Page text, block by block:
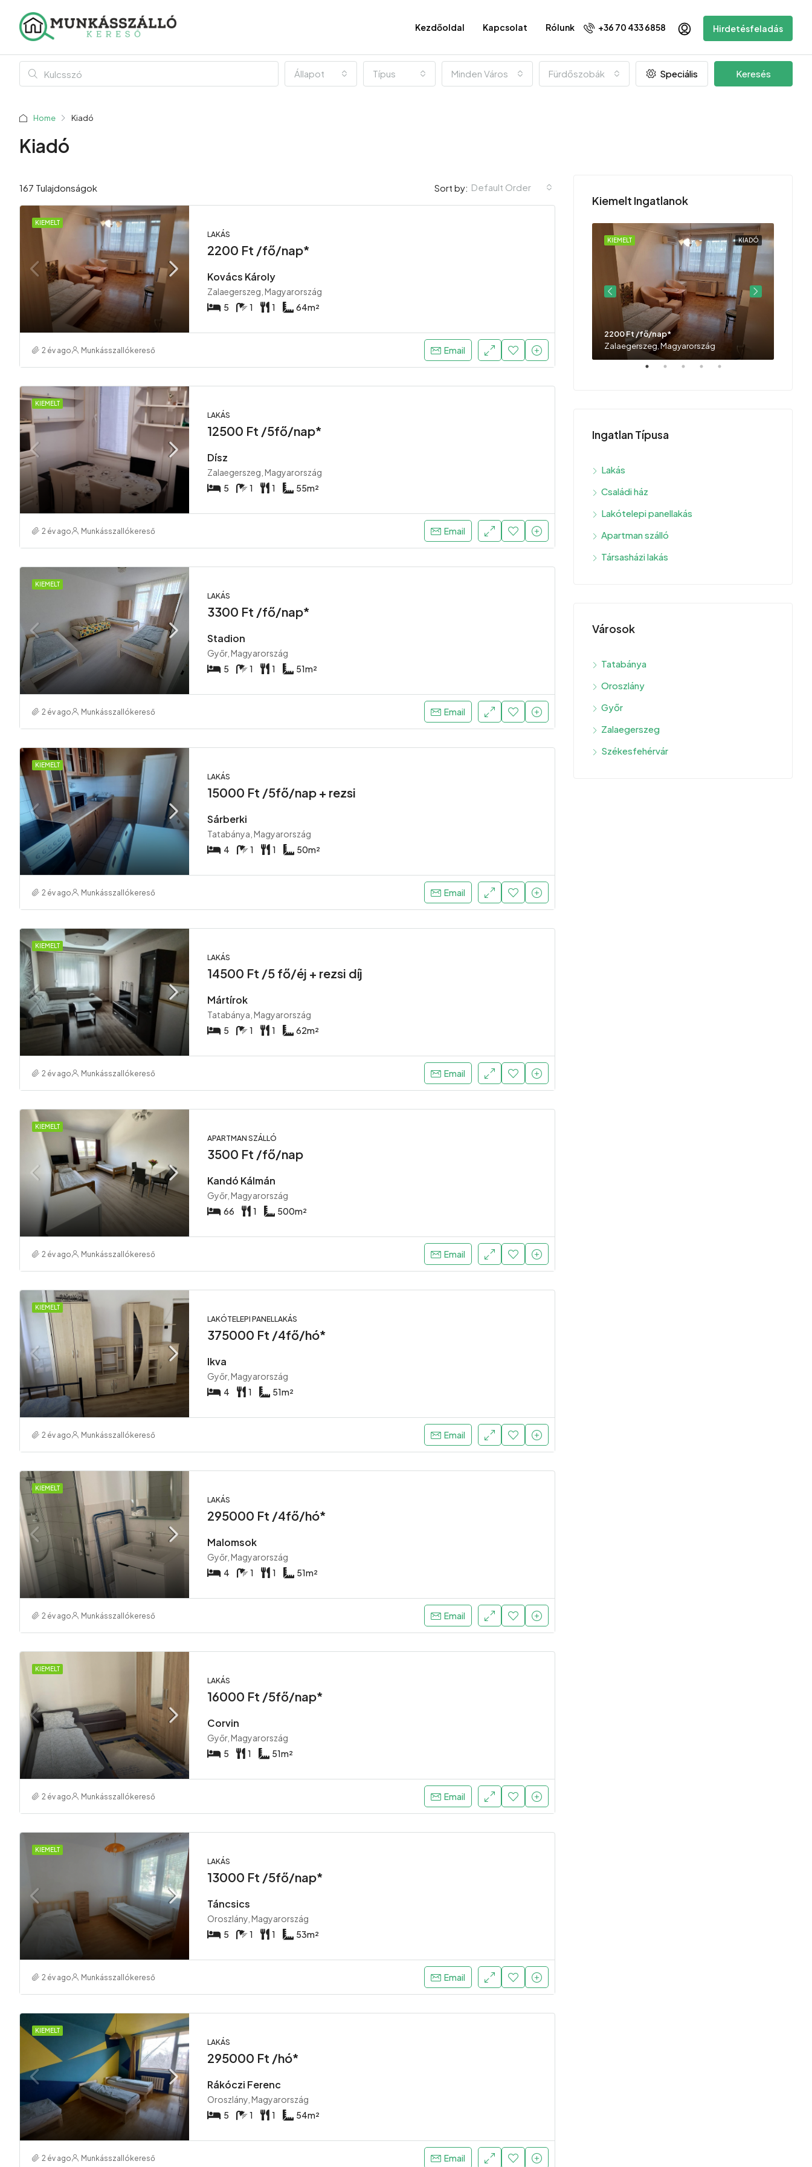
Kezdőoldal Kapcsolat Rólunk +36 70 433 6858 Hirdetésfeladás
Állapot Típus Minden Város Fürdőszobák Speciális Keresés
Home Kiadó
Kiadó
167 Tulajdonságok Sort by: Default Order
KIEMELT
LAKÁS
2200 Ft /fő/nap*
Kovács Károly
Zalaegerszeg, Magyarország
5
1 1 64m²
2 év ago Munkásszallókereső Email
KIEMELT
LAKÁS
12500 Ft /5fő/nap*
Dísz
Zalaegerszeg, Magyarország
5
1 1 55m²
2 év ago Munkásszallókereső Email
KIEMELT
LAKÁS
3300 Ft /fő/nap*
Stadion
Győr, Magyarország
5
1 1 51m²
2 év ago Munkásszallókereső Email
KIEMELT
LAKÁS
15000 Ft /5fő/nap + rezsi
Sárberki
Tatabánya, Magyarország
4
1 1 50m²
2 év ago Munkásszallókereső Email
KIEMELT
LAKÁS
14500 Ft /5 fő/éj + rezsi díj
Mártírok
Tatabánya, Magyarország
5
1 1 62m²
2 év ago Munkásszallókereső Email
KIEMELT
APARTMAN SZÁLLÓ
3500 Ft /fő/nap
Kandó Kálmán
Győr, Magyarország
66
1 500m²
2 év ago Munkásszallókereső Email
KIEMELT
LAKÓTELEPI PANELLAKÁS
375000 Ft /4fő/hó*
Ikva
Győr, Magyarország
4
1 51m²
2 év ago Munkásszallókereső Email
KIEMELT
LAKÁS
295000 Ft /4fő/hó*
Malomsok
Győr, Magyarország
4
1 1 51m²
2 év ago Munkásszallókereső Email
KIEMELT
LAKÁS
16000 Ft /5fő/nap*
Corvin
Győr, Magyarország
5
1 51m²
2 év ago Munkásszallókereső Email
KIEMELT
LAKÁS
13000 Ft /5fő/nap*
Táncsics
Oroszlány, Magyarország
5
1 1 53m²
2 év ago Munkásszallókereső Email
KIEMELT
LAKÁS
295000 Ft /hó*
Rákóczi Ferenc
Oroszlány, Magyarország
5
1 1 54m²
2 év ago Munkásszallókereső Email
Kiemelt Ingatlanok
14500 Ft /5 fő/éj + rezsi díj
Tatabánya, Magyarország
KIADÓ
KIEMELT
2200 Ft /fő/nap*
Zalaegerszeg, Magyarország
Ingatlan Típusa
Lakás
Családi ház
Lakótelepi panellakás
Apartman szálló
Társasházi lakás
Városok
Tatabánya
Oroszlány
Győr
Zalaegerszeg
Székesfehérvár